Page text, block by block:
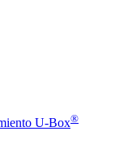
U-Box®